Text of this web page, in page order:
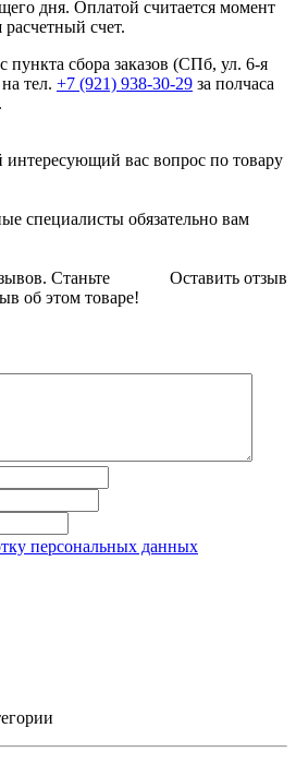
дня. Оплатой считается момент
счет.
сборa заказов (СПб, ул. 6-я
тел. +7 (921) 938-30-29 за полчаса
вас вопрос по товару
специалисты обязательно вам
Оставить отзыв
Станьте
об этом товаре!
персональных данных